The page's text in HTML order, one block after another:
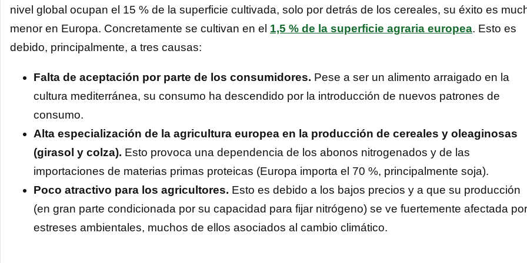
nivel global ocupan el 15 % de la superficie cultivada, solo por detrás de los cereales, su éxito es
menor en Europa. Concretamente se cultivan en el 1,5 % de la superficie agraria europea. Esto es
debido, principalmente, a tres causas:
Falta de aceptación por parte de los consumidores. Pese a ser un alimento arraigado en la
cultura mediterránea, su consumo ha descendido por la introducción de nuevos patrones de
consumo.
Alta especialización de la agricultura europea en la producción de cereales y oleaginosas
(girasol y colza). Esto provoca una dependencia de los abonos nitrogenados y de las
importaciones de materias primas proteicas (Europa importa el 70 %, principalmente soja).
Poco atractivo para los agricultores. Esto es debido a los bajos precios y a que su producción
(en gran parte condicionada por su capacidad para fijar nitrógeno) se ve fuertemente afectada por
estreses ambientales, muchos de ellos asociados al cambio climático.